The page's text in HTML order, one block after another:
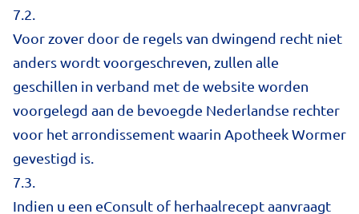
7.2.
Voor zover door de regels van dwingend recht niet
anders wordt voorgeschreven, zullen alle
geschillen in verband met de website worden
voorgelegd aan de bevoegde Nederlandse rechter
voor het arrondissement waarin Apotheek Wormer
gevestigd is.
7.3.
Indien u een eConsult of herhaalrecept aanvraagt